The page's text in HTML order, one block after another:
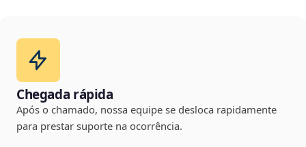
Chegada rápida
Após o chamado, nossa equipe se desloca rapidamente
para prestar suporte na ocorrência.